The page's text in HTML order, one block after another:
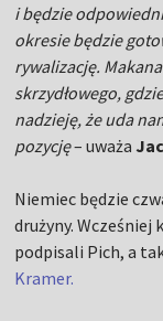
i będzie
okresie będzie
rywalizację.
skrzydłowego,
nadzieję, że uda
pozycję– uważa
Niemiec będzie
drużyny.
podpisali Pich, a
Kramer.